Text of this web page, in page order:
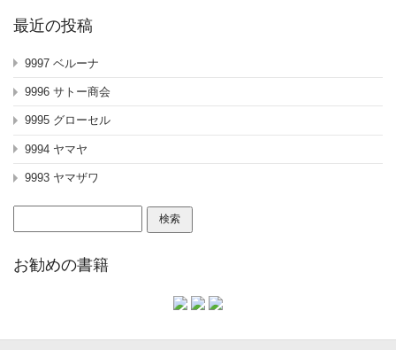
最近の投稿
9997 ベルーナ
9996 サトー商会
9995 グローセル
9994 ヤマヤ
9993 ヤマザワ
索:
お勧めの書籍